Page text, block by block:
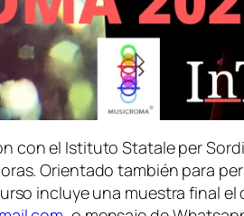
con el Istituto Statale per
Orientado también para
incluye una muestra final